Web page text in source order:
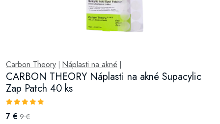
Carbon Theory Náplasti na akné
CARBON THEORY Náplasti na akné Supacylic
Zap Patch 40 ks
7 € 9 €